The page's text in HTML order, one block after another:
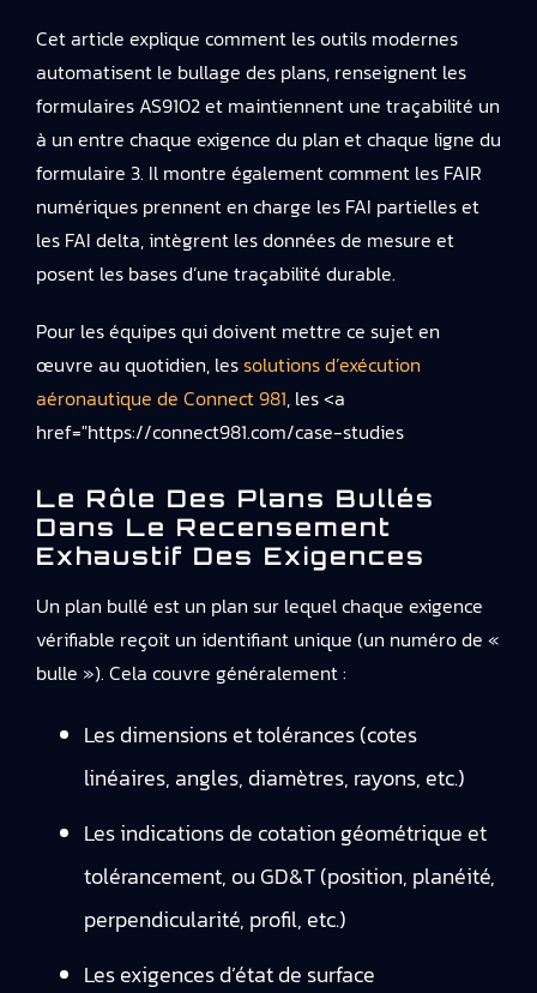
Cet article explique comment les outils modernes
automatisent le bullage des plans, renseignent les
formulaires AS9102 et maintiennent une traçabilité un
à un entre chaque exigence du plan et chaque ligne du
formulaire 3. Il montre également comment les FAIR
numériques prennent en charge les FAI partielles et
les FAI delta, intègrent les données de mesure et
posent les bases d’une traçabilité durable.
Pour les équipes qui doivent mettre ce sujet en
œuvre au quotidien, lessolutions d’exécution
aéronautique de Connect 981, les <a
href="https://connect981.com/case-studies
Le Rôle Des Plans Bullés
Dans Le Recensement
Exhaustif Des Exigences
Un plan bullé est un plan sur lequel chaque exigence
vérifiable reçoit un identifiant unique (un numéro de «
bulle »). Cela couvre généralement :
Les dimensions et tolérances (cotes
linéaires, angles, diamètres, rayons, etc.)
Les indications de cotation géométrique et
tolérancement, ou GD&T (position, planéité,
perpendicularité, profil, etc.)
Les exigences d’état de surface